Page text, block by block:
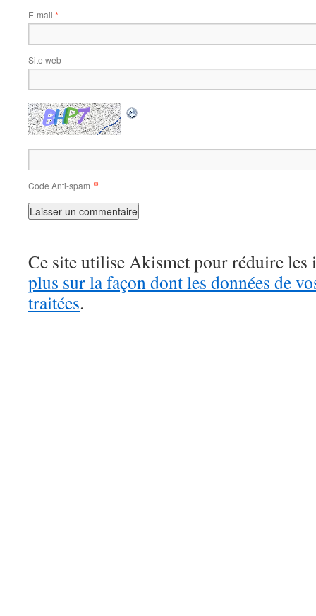
E-mail *
Site web
Code Anti-spam *
Ce site utilise Akismet pour réduire les
plus sur la façon dont les données de
traitées.